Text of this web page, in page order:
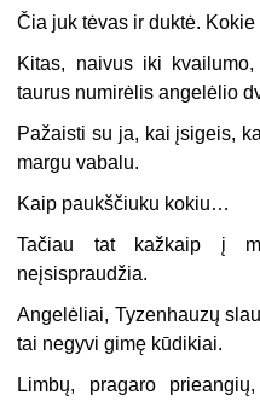
Čia juk tėvas ir duktė.
Kitas, naivus iki
taurus numirėlis angelėlio
Pažaisti su ja, kai įsigeis,
margu vabalu.
Kaip paukščiuku kokiu…
Tačiau tat kažkaip į
neįsispraudžia.
Angelėliai, Tyzenhauzų
tai negyvi gimę kūdikiai.
Limbų, pragaro